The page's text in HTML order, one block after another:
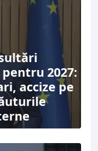
2027:
accize pe